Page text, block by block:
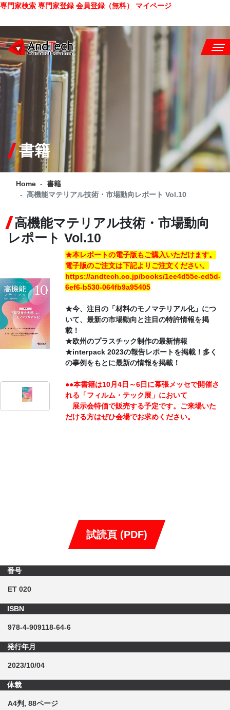
専門家検索 専門家登録 会員登録（無料） マイページ
SEMINAR
BOOK
CONSULTING
SERVICE
COMPANY
Q&A
CONTACT
書籍
Home
書籍
高機能マテリアル技術・市場動向レポート Vol.10
高機能マテリアル技術・市場動向
レポート Vol.10
★本レポートの電子版もご購入いただけます。
電子版のご注文は下記より ご注文ください。
https://andtech.co.jp/books/1ee4d55e-ed5d-
6ef6-b530-064fb9a95405
★今、注目の「材料のモノマテリアル化」につ
いて、最新の市場動向と注目の特許情報を掲
載！
★欧州のプラスチック制作の最新情報
★interpack 2023の報告レポートを掲載！多く
の事例をもとに最新の情報を掲載！
●●本書籍は10月4日～6日に幕張メッセで開催さ
れる「フィルム・テック展」において
展示会特価で販売する予定です。ご来場いた
だける方はぜひ会場でお求めください。
試読頁 (PDF)
番号
ET 020
ISBN
978-4-909118-64-6
発行年月
2023/10/04
体裁
A4判, 88ページ